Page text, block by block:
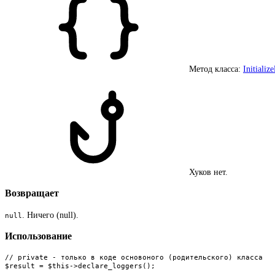
Метод класса:
Хуков нет.
Возвращает
null . Ничего (null).
Использование
// private - только в коде основоного (родительского) класса
$result = $this->declare_loggers();